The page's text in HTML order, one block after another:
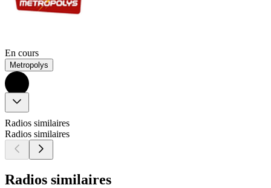
En cours
Metropolys
Radios similaires
Radios similaires
Radios similaires